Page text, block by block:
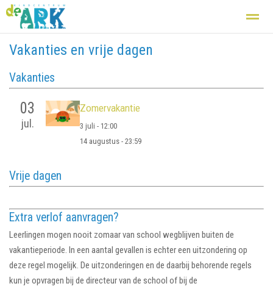
Kindcentrum Basisschool Zij aan zij
Vakanties en vrije dagen
Vakanties
03
jul.
Zomervakantie
3 juli - 12:00
14 augustus - 23:59
Vrije dagen
Extra verlof aanvragen?
Leerlingen mogen nooit zomaar van school wegblijven buiten de
vakantieperiode. In een aantal gevallen is echter een uitzondering op
deze regel mogelijk. De uitzonderingen en de daarbij behorende regels
kun je opvragen bij de directeur van de school of bij de